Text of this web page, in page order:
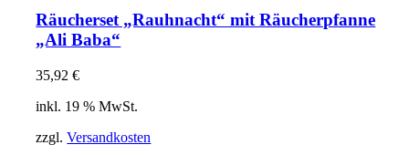
Räucherset „Rauhnacht“ mit Räucherpfanne
„Ali Baba“
35,92€
inkl. 19 % MwSt.
zzgl.Versandkosten